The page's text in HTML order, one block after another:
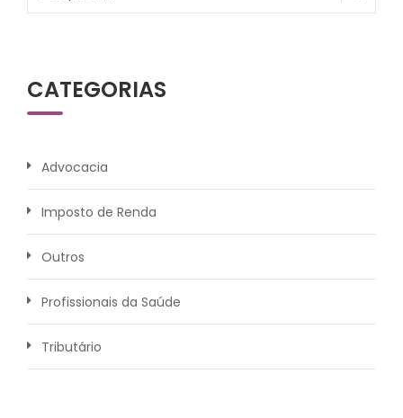
CATEGORIAS
Advocacia
Imposto de Renda
Outros
Profissionais da Saúde
Tributário